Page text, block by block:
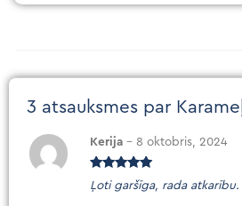
3 atsauksmes par
Novērtēts
ar5no 5
Kerija – 8 oktobris, 2024
Ļoti garšīga, rada atkarību.